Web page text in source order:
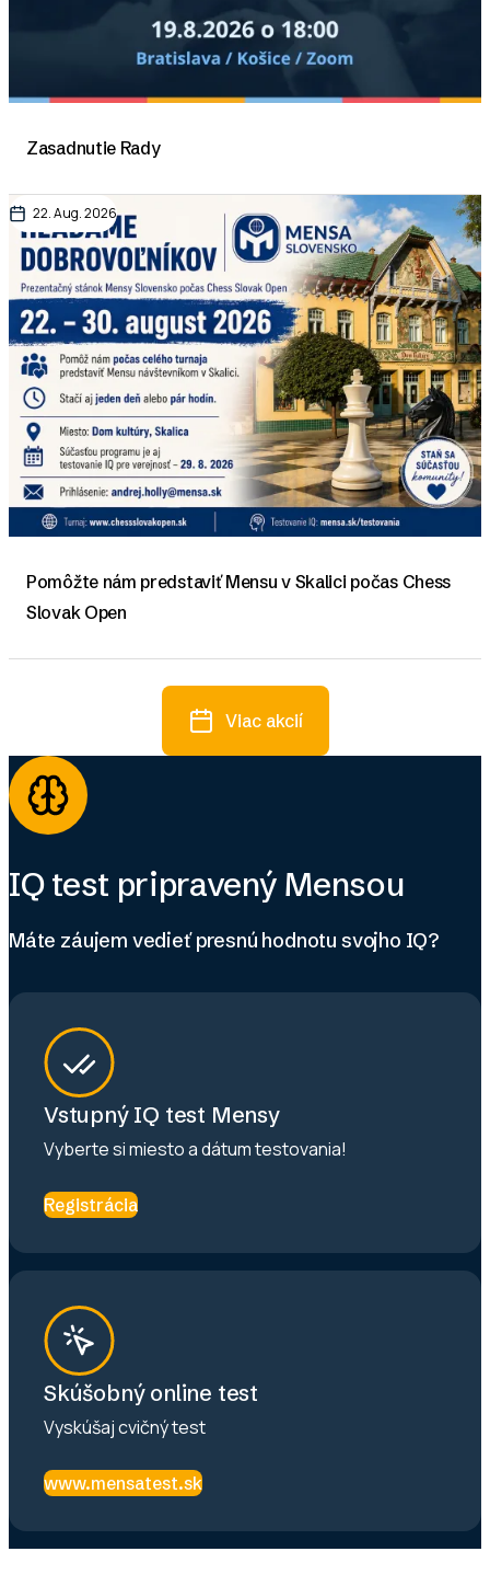
Zasadnutie Rady
22. Aug. 2026
Pomôžte nám predstaviť Mensu v Skalici počas Chess
Slovak Open
Viac akcií
IQ test pripravený Mensou
Máte záujem vedieť presnú hodnotu svojho IQ?
Vstupný IQ test Mensy
Vyberte si miesto a dátum testovania!
Registrácia
Skúšobný online test
Vyskúšaj cvičný test
www.mensatest.sk